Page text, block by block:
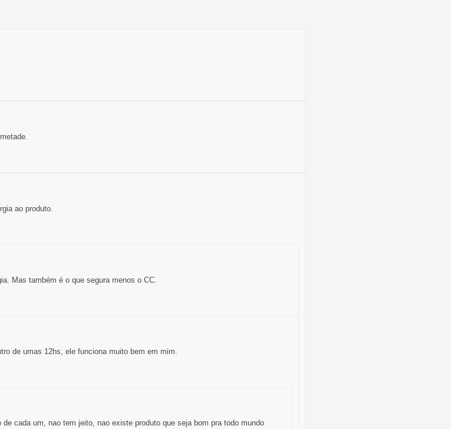
ao produto.
Mas também é o que segura menos o CC.
de umas 12hs, ele funciona muito bem em mim.
cada um, nao tem jeito, nao existe produto que seja bom pra todo mundo